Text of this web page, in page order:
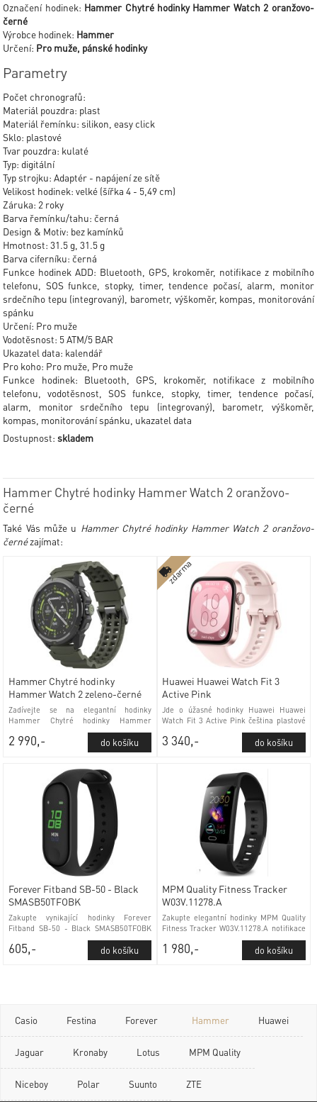
Označení hodinek: Hammer Chytré hodinky Hammer Watch 2 oranžovo-
černé
Výrobce hodinek: Hammer
Určení: Pro muže, pánské hodinky
Parametry
Počet chronografů:
Materiál pouzdra: plast
Materiál řemínku: silikon, easy click
Sklo: plastové
Tvar pouzdra: kulaté
Typ: digitální
Typ strojku: Adaptér - napájení ze sítě
Velikost hodinek: velké (šířka 4 - 5,49 cm)
Záruka: 2 roky
Barva řemínku/tahu: černá
Design & Motiv: bez kamínků
Hmotnost: 31.5 g, 31.5 g
Barva ciferníku: černá
Funkce hodinek ADD: Bluetooth, GPS, krokoměr, notifikace z mobilního
telefonu, SOS funkce, stopky, timer, tendence počasí, alarm, monitor
srdečního tepu (integrovaný), barometr, výškoměr, kompas, monitorování
spánku
Určení: Pro muže
Vodotěsnost: 5 ATM/5 BAR
Ukazatel data: kalendář
Pro koho: Pro muže, Pro muže
Funkce hodinek: Bluetooth, GPS, krokoměr, notifikace z mobilního
telefonu, vodotěsnost, SOS funkce, stopky, timer, tendence počasí,
alarm, monitor srdečního tepu (integrovaný), barometr, výškoměr,
kompas, monitorování spánku, ukazatel data
Dostupnost:skladem
Hammer Chytré hodinky Hammer Watch 2 oranžovo-
černé
Také Vás může u Hammer Chytré hodinky Hammer Watch 2 oranžovo-
černézajímat:
Hammer Chytré hodinky
Hammer Watch 2 zeleno-černé
Zadívejte se na elegantní hodinky
Hammer Chytré hodinky Hammer
Watch 2 zeleno-černé ukazatel data
plastové sklo
2 990,-
Huawei Huawei Watch Fit 3
Active Pink
Jde o úžasné hodinky Huawei Huawei
Watch Fit 3 Active Pink čeština plastové
zdarma
3 340,-
Forever Fitband SB-50 - Black
SMASB50TFOBK
Zakupte vynikající hodinky Forever
Fitband SB-50 - Black SMASB50TFOBK
kontrola stavu baterie plastové sklo
605,-
MPM Quality Fitness Tracker
W03V.11278.A
Zakupte elegantní hodinky MPM Quality
Fitness Tracker W03V.11278.A notifikace
z mobilního telefonu plastové sklo
1 980,-
Casio Festina Forever Hammer Huawei
Jaguar Kronaby Lotus MPM Quality
Niceboy Polar Suunto ZTE